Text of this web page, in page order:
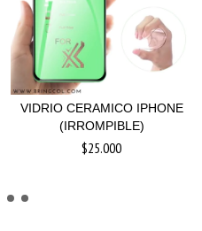
VIDRIO CERAMICO IPHONE
(IRROMPIBLE)
$25.000